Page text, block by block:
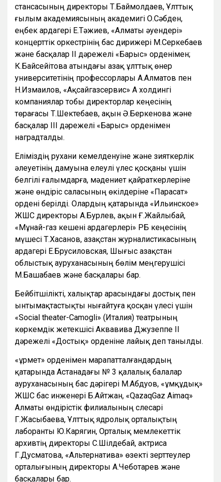
стансасының директоры Т.Баймолдаев, Ұлттық
ғылым академиясының академигі О.Сәбден,
еңбек ардагері Е.Тәжиев, «Алматы әуендері»
концерттік оркестрінің бас дирижері М.Серкебаев
және басқалар ІІ дәрежелі «Барыс» орденімен;
К.Байсейітова атындағы Қазақ ұлттық өнер
университетінің профессорлары А.Алматов пен
Н.Измаилов, «Ақсайгазсервис» АҚ холдингі
компаниялар тобы директорлар кеңесінің
төрағасы Т.Шектебаев, ақын Ә.Беркенова және
басқалар ІІІ дәрежелі «Барыс» орденімен
наградталды.
Еліміздің рухани кемелденуіне және зияткерлік
әлеуетінің дамуына елеулі үлес қосқаны үшін
белгілі ғалымдарға, мәдениет қайраткерлеріне
және өндіріс саласының өкілдеріне «Парасат»
ордені берілді. Олардың қатарында «Ильинское»
ЖШС директоры А.Бурлев, ақын Ғ.Жайлыбай,
«Мұнай-газ кешені ардагерлері» РҚБ кеңесінің
мүшесі Т.Хасанов, Қазақстан журналистикасының
ардагері Е.Брусиловская, Шығыс Қазақстан
облыстық ауруханасының бөлім меңгерушісі
М.Башабаев және басқалары бар.
Бейбітшілікті, халықтар арасындағы достық пен
ынтымақтастықты нығайтуға қосқан үлесі үшін
«Social theater-Camogli» (Италия) театрының
көркемдік жетекшісі Аквавива Джузеппе ІІ
дәрежелі «Достық» орденіне лайық деп танылды.
«Құрмет» орденімен марапатталғандардың
қатарында Астанадағы № 3 қалалық балалар
ауруханасының бас дәрігері М.Абдуов, «Құмқұдық»
ЖШС бас инженері Б.Айтжан, «QazaqGaz Aimaq»
Алматы өндірістік филиалының слесарі
Г.Жасыбаева, Ұлттық ядролық орталықтың
лаборанты Ю.Карягин, Орталық мемлекеттік
архивтің директоры С.Шілдебай, актриса
Г.Дусматова, «Альтернатива» өзекті зерттеулер
орталығының директоры А.Чеботарев және
басқалары бар.